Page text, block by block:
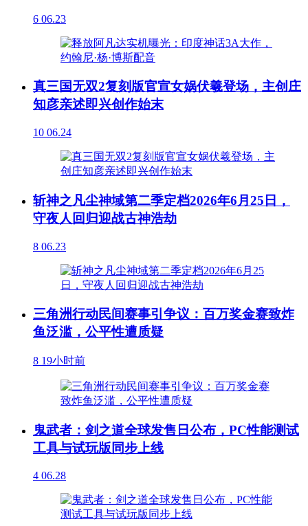
6 06.23
真三国无双2复刻版官宣女娲伏羲登场，主创庄
知彦亲述即兴创作始末
10 06.24
斩神之凡尘神域第二季定档2026年6月25日，
守夜人回归迎战古神浩劫
8 06.23
三角洲行动民间赛事引争议：百万奖金赛致炸
鱼泛滥，公平性遭质疑
8 19小时前
鬼武者：剑之道全球发售日公布，PC性能测试
工具与试玩版同步上线
4 06.28